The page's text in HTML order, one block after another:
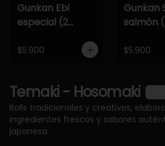
Gunkan Ebi
especial (2
$5.900
Gunkan
salmón
$5.900
Temaki - Hosomaki
Rolls tradicionales y creativos,
ingredientes frescos y sabores
japonesa.